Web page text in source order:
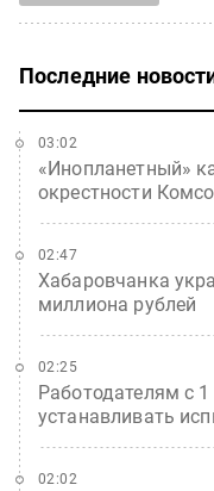
Последние
«Инопланетный»
окрестности
03:02
Хабаровчанка
миллиона рублей
02:47
Работодателям с
устанавливать
02:25
02:02